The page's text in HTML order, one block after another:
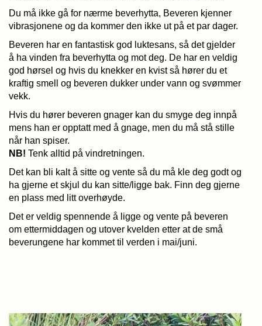
Du må ikke gå for nærme beverhytta, Beveren kjenner
vibrasjonene og da kommer den ikke ut på et par dager.
Beveren har en fantastisk god luktesans, så det gjelder
å ha vinden fra beverhytta og mot deg. De har en veldig
god hørsel og hvis du knekker en kvist så hører du et
kraftig smell og beveren dukker under vann og svømmer
vekk.
Hvis du hører beveren gnager kan du smyge deg innpå
mens han er opptatt med å gnage, men du må stå stille
når han spiser.
NB! Tenk alltid på vindretningen.
Det kan bli kalt å sitte og vente så du må kle deg godt og
ha gjerne et skjul du kan sitte/ligge bak. Finn deg gjerne
en plass med litt overhøyde.
Det er veldig spennende å ligge og vente på beveren
om ettermiddagen og utover kvelden etter at de små
beverungene har kommet til verden i mai/juni.